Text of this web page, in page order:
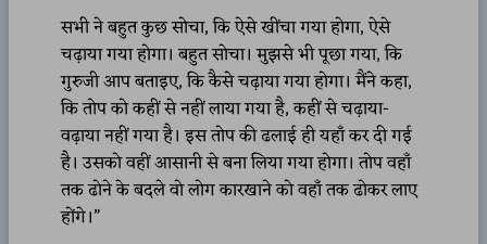
सभी ने बहुत कुछ सोचा, कि ऐसे खींचा गया होगा, ऐसे
चढ़ाया गया होगा। बहुत सोचा। मुझसे भी पूछा गया, कि
गुरुजी आप बताइए, कि कैसे चढ़ाया गया होगा। मैंने कहा,
कि तोप को कहीं से नहीं लाया गया है, कहीं से चढ़ाया-
वढ़ाया नहीं गया है। इस तोप की ढलाई ही यहाँ कर दी गई
है। उसको वहीं आसानी से बना लिया गया होगा। तोप वहाँ
तक ढोने के बदले वो लोग कारखाने को वहाँ तक ढोकर लाए
होंगे।”